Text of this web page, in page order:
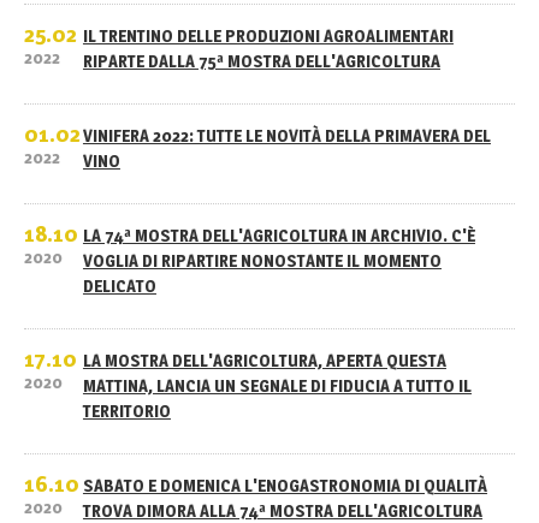
25.02
2022
IL TRENTINO DELLE PRODUZIONI AGROALIMENTARI
RIPARTE DALLA 75ª MOSTRA DELL'AGRICOLTURA
01.02
2022
VINIFERA 2022: TUTTE LE NOVITÀ DELLA PRIMAVERA DEL
VINO
18.10
2020
LA 74ª MOSTRA DELL'AGRICOLTURA IN ARCHIVIO. C'È
VOGLIA DI RIPARTIRE NONOSTANTE IL MOMENTO
DELICATO
17.10
2020
LA MOSTRA DELL'AGRICOLTURA, APERTA QUESTA
MATTINA, LANCIA UN SEGNALE DI FIDUCIA A TUTTO IL
TERRITORIO
16.10
2020
SABATO E DOMENICA L'ENOGASTRONOMIA DI QUALITÀ
TROVA DIMORA ALLA 74ª MOSTRA DELL'AGRICOLTURA